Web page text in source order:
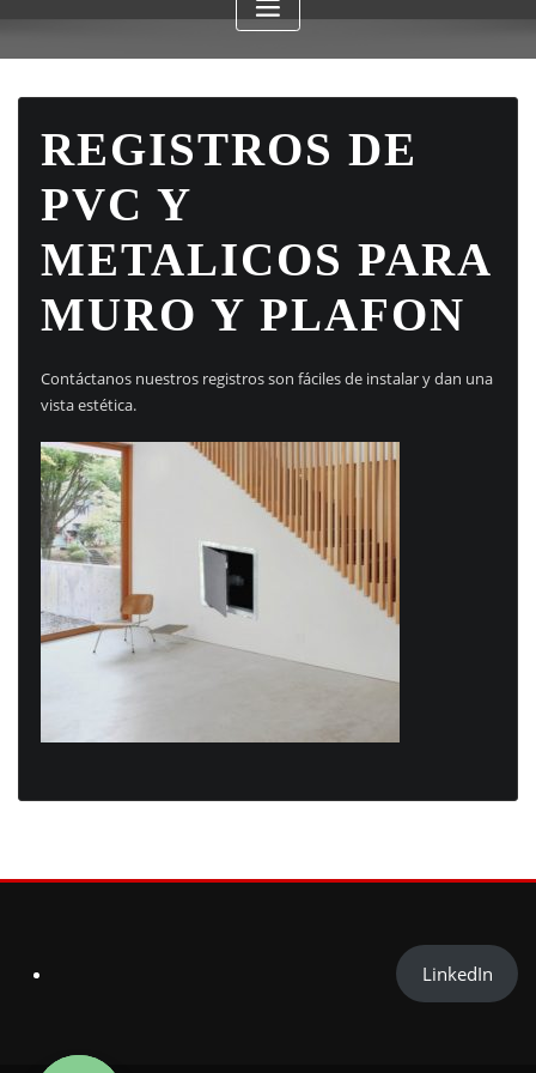
REGISTROS DE
PVC Y
METALICOS PARA
MURO Y PLAFON
Contáctanos nuestros registros son fáciles de instalar y dan una
vista estética.
LinkedIn